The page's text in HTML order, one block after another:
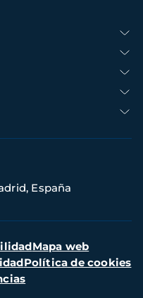
España
Mapa web
Política de cookies